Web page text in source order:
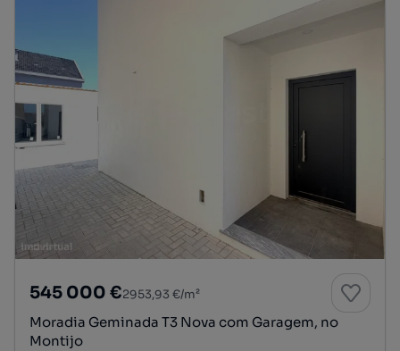
545 000 €2953,93 €/m²
Moradia Geminada T3 Nova com Garagem, no
Montijo